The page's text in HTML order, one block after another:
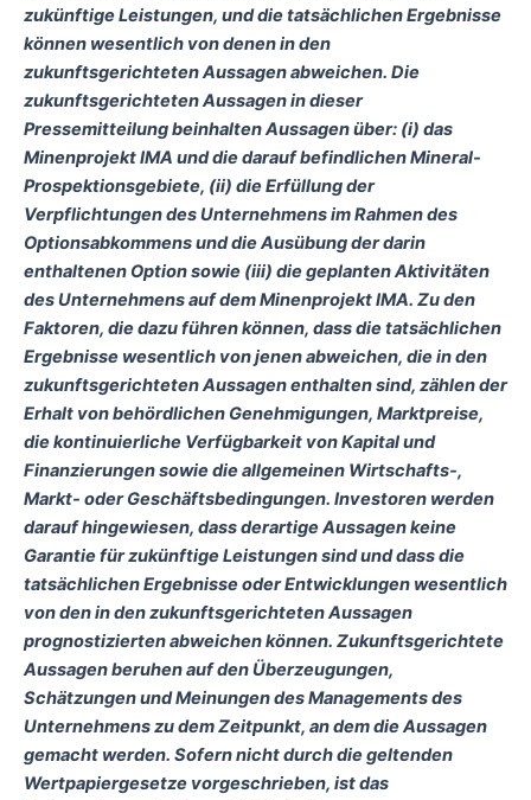
zukünftige Leistungen, und die tatsächlichen Ergebnisse
können wesentlich von denen in den
zukunftsgerichteten Aussagen abweichen. Die
zukunftsgerichteten Aussagen in dieser
Pressemitteilung beinhalten Aussagen über: (i) das
Minenprojekt IMA und die darauf befindlichen Mineral-
Prospektionsgebiete, (ii) die Erfüllung der
Verpflichtungen des Unternehmens im Rahmen des
Optionsabkommens und die Ausübung der darin
enthaltenen Option sowie (iii) die geplanten Aktivitäten
des Unternehmens auf dem Minenprojekt IMA. Zu den
Faktoren, die dazu führen können, dass die tatsächlichen
Ergebnisse wesentlich von jenen abweichen, die in den
zukunftsgerichteten Aussagen enthalten sind, zählen der
Erhalt von behördlichen Genehmigungen, Marktpreise,
die kontinuierliche Verfügbarkeit von Kapital und
Finanzierungen sowie die allgemeinen Wirtschafts-,
Markt- oder Geschäftsbedingungen. Investoren werden
darauf hingewiesen, dass derartige Aussagen keine
Garantie für zukünftige Leistungen sind und dass die
tatsächlichen Ergebnisse oder Entwicklungen wesentlich
von den in den zukunftsgerichteten Aussagen
prognostizierten abweichen können. Zukunftsgerichtete
Aussagen beruhen auf den Überzeugungen,
Schätzungen und Meinungen des Managements des
Unternehmens zu dem Zeitpunkt, an dem die Aussagen
gemacht werden. Sofern nicht durch die geltenden
Wertpapiergesetze vorgeschrieben, ist das